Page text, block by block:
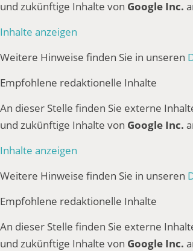
und zukünftige Inhalte von Google Inc.
Inhalte anzeigen
Weitere Hinweise finden Sie in unseren
Empfohlene redaktionelle Inhalte
An dieser Stelle finden Sie externe
und zukünftige Inhalte von Google Inc.
Inhalte anzeigen
Weitere Hinweise finden Sie in unseren
Empfohlene redaktionelle Inhalte
An dieser Stelle finden Sie externe
und zukünftige Inhalte von Google Inc.